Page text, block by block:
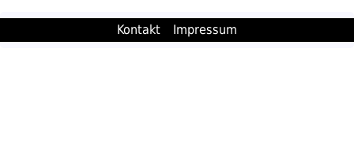
Kontakt Impressum